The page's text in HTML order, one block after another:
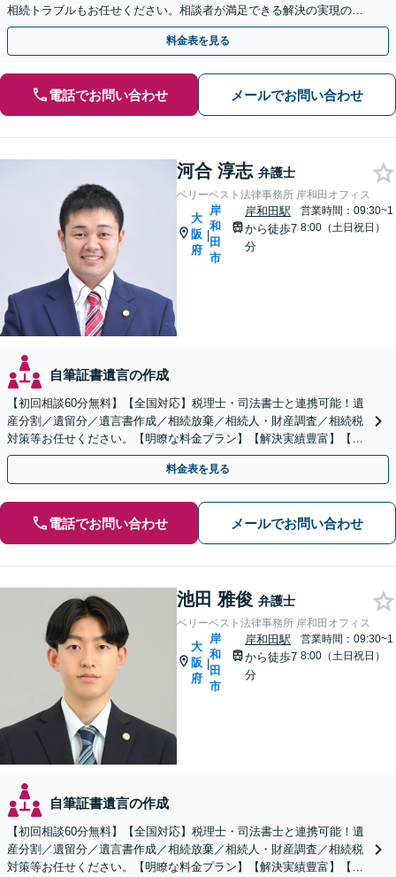
相続トラブルもお任せください。相談者が満足できる解決の実現のた
めに、他士業と連携し最善を尽くします【完全個室】
料金表を見る
電話でお問い合わせ メールでお問い合わせ
河合 淳志 弁護士
ベリーベスト法律事務所 岸和田オフィス
大
阪
府
|
岸
和
田
市
岸和田駅
から徒歩7
分
営業時間：09:30~1
8:00（土日祝日）
自筆証書遺言の作成
【初回相談60分無料】【全国対応】税理士・司法書士と連携可能！遺
産分割／遺留分／遺言書作成／相続放棄／相続人・財産調査／相続税
対策等お任せください。【明瞭な料金プラン】【解決実績豊富】【電
話相談可】
料金表を見る
電話でお問い合わせ メールでお問い合わせ
池田 雅俊 弁護士
ベリーベスト法律事務所 岸和田オフィス
大
阪
府
|
岸
和
田
市
岸和田駅
から徒歩7
分
営業時間：09:30~1
8:00（土日祝日）
自筆証書遺言の作成
【初回相談60分無料】【全国対応】税理士・司法書士と連携可能！遺
産分割／遺留分／遺言書作成／相続放棄／相続人・財産調査／相続税
対策等お任せください。【明瞭な料金プラン】【解決実績豊富】【電